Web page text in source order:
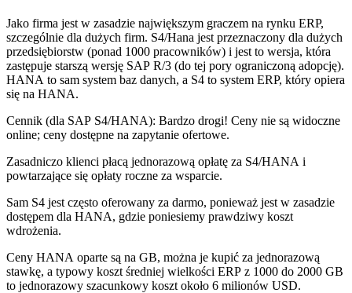
Jako firma jest w zasadzie największym graczem na rynku ERP,
szczególnie dla dużych firm. S4/Hana jest przeznaczony dla dużych
przedsiębiorstw (ponad 1000 pracowników) i jest to wersja, która
zastępuje starszą wersję SAP R/3 (do tej pory ograniczoną adopcję).
HANA to sam system baz danych, a S4 to system ERP, który opiera
się na HANA.
Cennik (dla SAP S4/HANA): Bardzo drogi! Ceny nie są widoczne
online; ceny dostępne na zapytanie ofertowe.
Zasadniczo klienci płacą jednorazową opłatę za S4/HANA i
powtarzające się opłaty roczne za wsparcie.
Sam S4 jest często oferowany za darmo, ponieważ jest w zasadzie
dostępem dla HANA, gdzie poniesiemy prawdziwy koszt
wdrożenia.
Ceny HANA oparte są na GB, można je kupić za jednorazową
stawkę, a typowy koszt średniej wielkości ERP z 1000 do 2000 GB
to jednorazowy szacunkowy koszt około 6 milionów USD.